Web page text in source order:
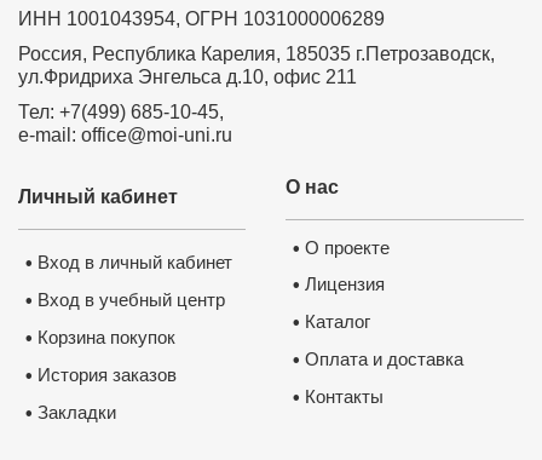
ИНН 1001043954, ОГРН 1031000006289
Россия, Республика Карелия, 185035 г.Петрозаводск,
ул.Фридриха Энгельса д.10, офис 211
Тел: +7(499) 685-10-45,
e-mail: office@moi-uni.ru
О нас
• О проекте
• Лицензия
• Каталог
• Оплата и доставка
• Контакты
Личный кабинет
• Вход в личный кабинет
• Вход в учебный центр
• Корзина покупок
• История заказов
• Закладки